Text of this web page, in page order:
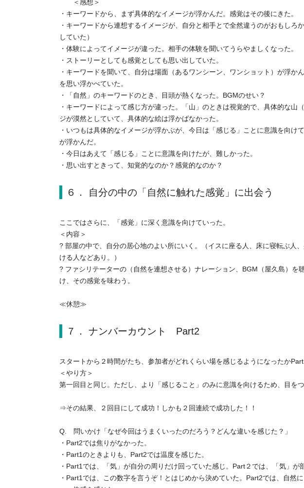
＜感想＞
・キーワードから、まず具体的なイメージが浮かんだ。感覚はその後にきた。
・キーワードから連想するイメージが、自分と相手とで全然違うのがおもしろ
していた）
・体験によってイメージが違った。相手の体験を聞いてうらやましくなった。
・ストーリーとしても感覚としても思い出していた。
・キーワードを聞いて、自分は場面（あるワンシーン、ワンショット）が浮か
を思い浮かべていた。
・「自然」のキーワードのとき、目頭が熱くなった。BGMのせい？
・キーワードによって感じ方が違った。「山」のときは視覚的で、具体的な山
ジが漠然としていて、具体的な絵は浮かばなかった。
・いつもは具体的なイメージが浮かぶが、今日は「感じる」ことに意識を向け
が浮かんだ。
・今日はあえて「感じる」ことに意識を向けたが、難しかった。
・思い出すときって、知覚的なのか？感覚的なのか？
６． 自分の中の「自然に触れた感覚」に出会う
ここではさらに、「感覚」に深く意識を向けていった。
＜内容＞
? 部屋の中で、自分の居心地のよい所にいく。（イスに座る人、床に寝転ぶ人
ける人などあり。）
? ファシリテーターの（自然を連想させる）ナレーション、BGM（屋久島）を
け、その感覚を味わう。
≪休憩≫
７． ナンバーカウント Part2
スタートから２時間がたち、参加者がどれくらい場を感じるようになったか
＜やり方＞
第一回目と同じ。ただし、より「感じること」のみに意識を向けるため、目をつ
⇒その結果、２回目にして成功！しかも２回連続で成功した！！
Q. 問いかけ「なぜ今回はうまくいったのだろう？どんな違いを感じた？」
・Part2では焦りがなかった。
・Part1のときよりも、Part2では温度を感じた。
・Part1では、「気」が自分の周りだけ回っていた感じ。Part２では、「気」が
・Part1では、この数字を言うぞ！とはじめから決めていた。Part2では、自然